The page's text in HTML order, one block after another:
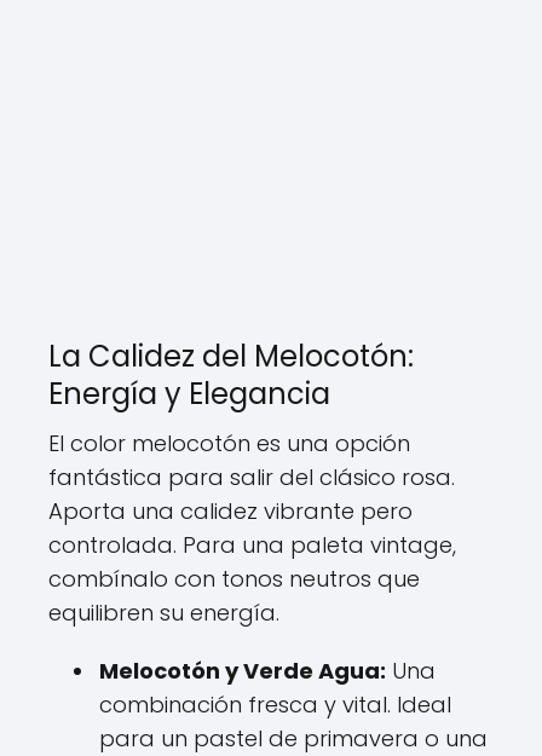
La Calidez del Melocotón:
Energía y Elegancia
El color melocotón es una opción
fantástica para salir del clásico rosa.
Aporta una calidez vibrante pero
controlada. Para una paleta vintage,
combínalo con tonos neutros que
equilibren su energía.
Melocotón y Verde Agua: Una
combinación fresca y vital. Ideal
para un pastel de primavera o una